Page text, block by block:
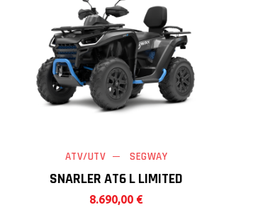
SNARLER AT6 L LIMITED
ATV/UTV SEGWAY
8.690,00 €